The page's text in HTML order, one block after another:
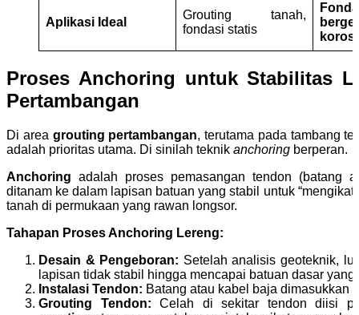
Aplikasi Ideal
Grouting tanah,
fondasi statis
Proses Anchoring untuk Stabilitas
Pertambangan
Di area grouting pertambangan, terutama pada tambang
adalah prioritas utama. Di sinilah teknik anchoring berperan.
Anchoring adalah proses pemasangan tendon (batang
ditanam ke dalam lapisan batuan yang stabil untuk
tanah di permukaan yang rawan longsor.
Tahapan Proses Anchoring Lereng:
Desain & Pengeboran: Setelah analisis geoteknik,
lapisan tidak stabil hingga mencapai batuan dasar yang
Instalasi Tendon: Batang atau kabel baja dimasukkan
Grouting Tendon: Celah di sekitar tendon diisi